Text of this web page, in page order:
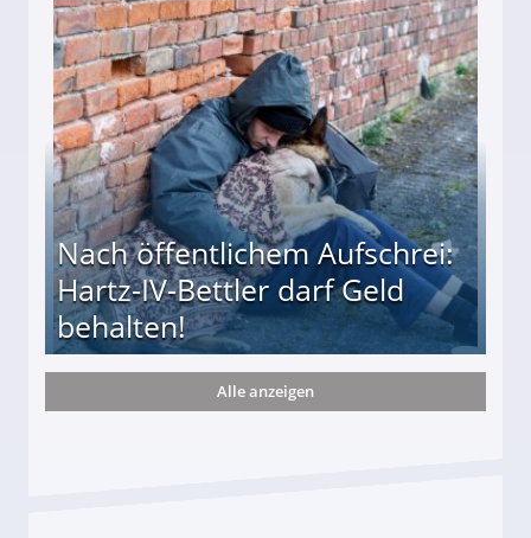
entführten seine Hündin "Hanni"!
Nach öffentlichem Aufschrei:
Hartz-IV-Bettler darf Geld
behalten!
darf Geld behalten!
Alle anzeigen